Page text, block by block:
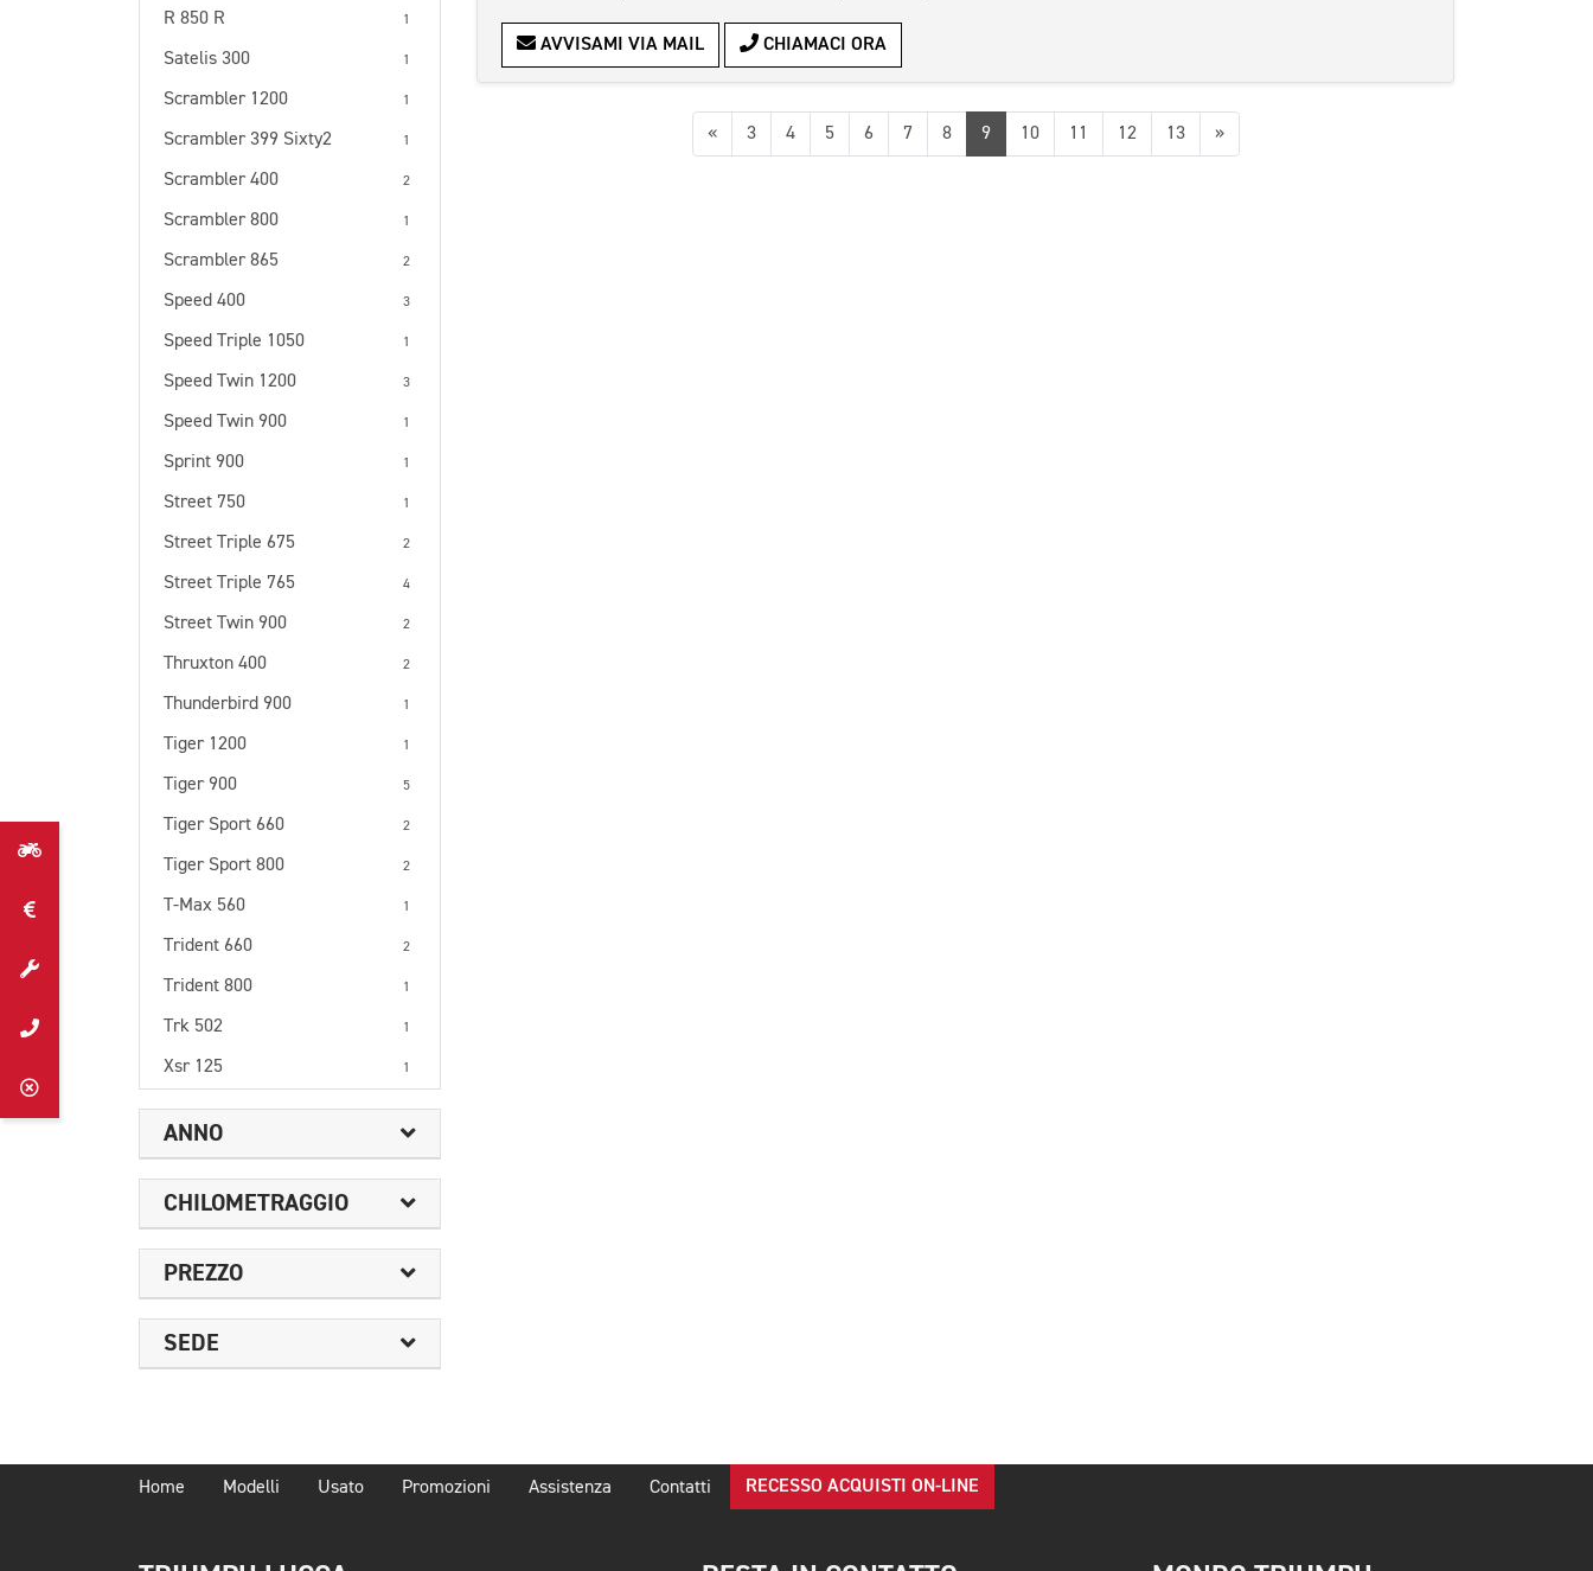
R 850 R 1
Satelis 300 1
Scrambler 1200 1
Scrambler 399 Sixty2 1
Scrambler 400 2
Scrambler 800 1
Scrambler 865 2
Speed 400 3
Speed Triple 1050 1
Speed Twin 1200 3
Speed Twin 900 1
Sprint 900 1
Street 750 1
Street Triple 675 2
Street Triple 765 4
Street Twin 900 2
Thruxton 400 2
Thunderbird 900 1
Tiger 1200 1
Tiger 900 5
Tiger Sport 660 2
Tiger Sport 800 2
T-Max 560 1
Trident 660 2
Trident 800 1
Trk 502 1
Xsr 125 1
ANNO
CHILOMETRAGGIO
PREZZO
SEDE
AVVISAMI VIA MAIL CHIAMACI ORA
«Precedente
3 4 5 6 7 8 9 10 11 12 13 »Successiva
Home Modelli Usato Promozioni Assistenza Contatti RECESSO ACQUISTI ON-LINE